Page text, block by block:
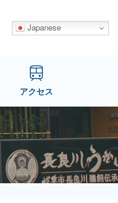
Japanese
アクセス